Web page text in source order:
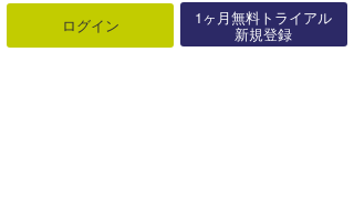
ログイン 1ヶ月無料トライアル
新規登録